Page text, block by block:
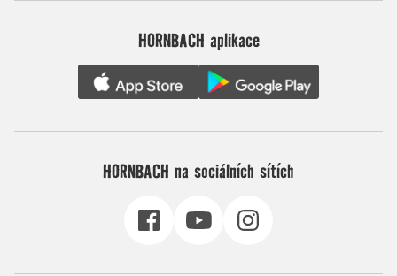
HORNBACH aplikace
HORNBACH na sociálních sítích